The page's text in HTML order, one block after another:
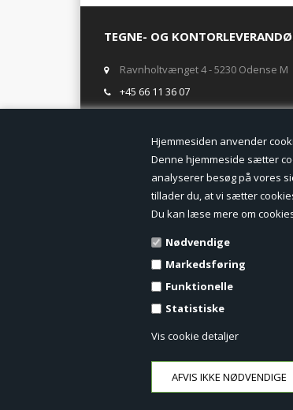
Denne hjemmeside sætter
analyserer besøg på vores
tillader du, at vi sætter
Du kan læse mere om
Nødvendige
Markedsføring
Funktionelle
Statistiske
Vis cookie detaljer
TEGNE- OG
Ravnholtvænget 4 - 5230 Odense M
+45 66 11 36 07
ÅBNINGSTIDER I BUTIKKEN
Mandag-Fredag: 8.00 - 17.00
Ring gerne for lagerstatus inden